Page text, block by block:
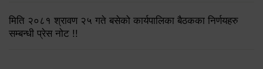
मिति २०८१ श्रावण २५ गते बसेको कार्यपालिका बैठकका निर्णयहरु
सम्बन्धी प्रेस नोट !!